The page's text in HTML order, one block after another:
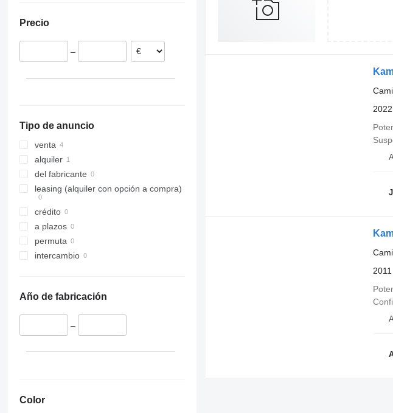
Precio
–
Tipo de anuncio
venta
alquiler
del fabricante
leasing (alquiler con opción a compra)
crédito
a plazos
permuta
intercambio
Año de fabricación
–
Color
2022
2011